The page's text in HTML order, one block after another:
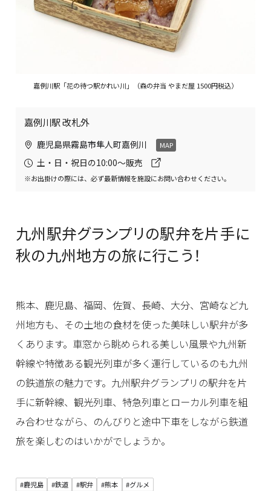
嘉例川駅「花の待つ駅かれい川」（森の弁当 やまだ屋 1500円税込）
嘉例川駅 改札外
鹿児島県霧島市隼人町嘉例川 MAP
土・日・祝日の10:00～販売
※お出掛けの際には、必ず最新情報を施設にお問い合わせください。
九州駅弁グランプリの駅弁を片手に
秋の九州地方の旅に行こう！
熊本、鹿児島、福岡、佐賀、長崎、大分、宮崎など九
州地方も、その土地の食材を使った美味しい駅弁が多
くあります。車窓から眺められる美しい風景や九州新
幹線や特徴ある観光列車が多く運行しているのも九州
の鉄道旅の魅力です。九州駅弁グランプリの駅弁を片
手に新幹線、観光列車、特急列車とローカル列車を組
み合わせながら、のんびりと途中下車をしながら鉄道
旅を楽しむのはいかがでしょうか。
#鹿児島 #鉄道 #駅弁 #熊本 #グルメ